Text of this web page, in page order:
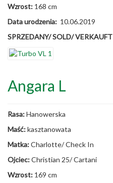
Wzrost: 168 cm
Data urodzenia: 10.06.2019
SPRZEDANY/ SOLD/ VERKAUFT
Angara L
Rasa:Hanowerska
Maść:kasztanowata
Matka:Charlotte/ Check In
Ojciec:Christian 25/ Cartani
Wzrost: 169 cm